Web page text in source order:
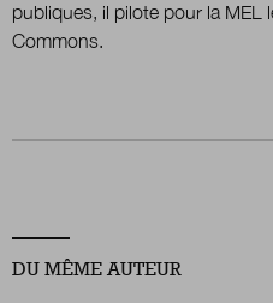
publiques, il pilote pour la MEL
Commons.
DU MÊME AUTEUR